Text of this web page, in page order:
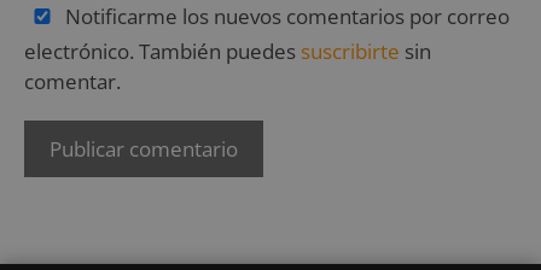
Notificarme los nuevos comentarios por correo
electrónico. También puedes suscribirte sin
comentar.